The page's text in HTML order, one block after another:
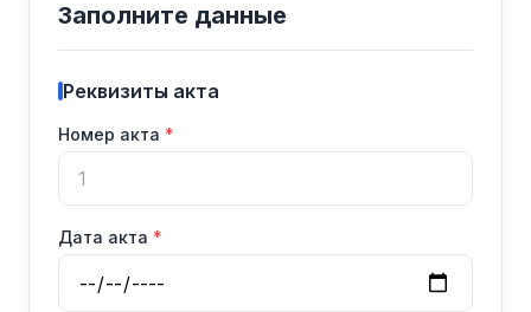
Заполните данные
Реквизиты акта
Номер акта
Дата акта